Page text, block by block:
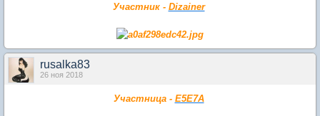
Участник - Dizainer
rusalka83
26 ноя 2018
Участница - Е5Е7А